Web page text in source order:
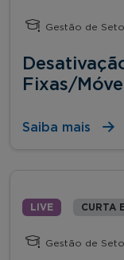
Gestão de
Fixas/
Saiba mais
LIVE CURTA
Gestão de